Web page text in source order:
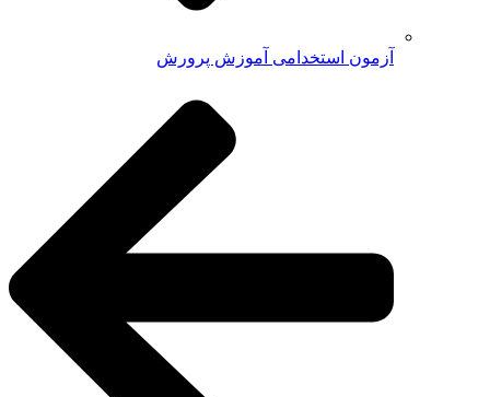
آزمون استخدامی آموزش پرورش